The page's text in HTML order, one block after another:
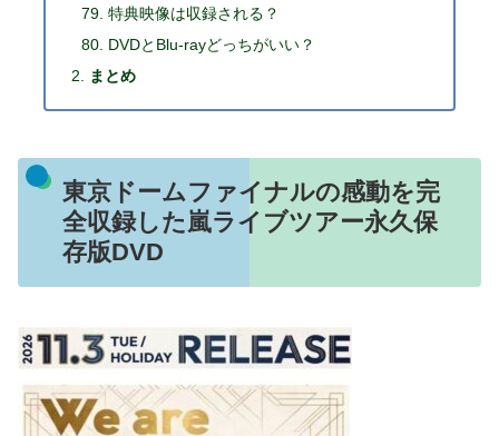
特典映像は収録される？
DVDとBlu-rayどっちがいい？
まとめ
東京ドームファイナルの感動を完
全収録した嵐ライブツアー永久保
存版DVD